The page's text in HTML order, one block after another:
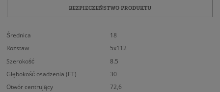
BEZPIECZEŃSTWO PRODUKTU
Średnica
18
Rozstaw
5x112
Szerokość
8.5
Głębokość osadzenia (ET)
30
Otwór centrujący
72,6